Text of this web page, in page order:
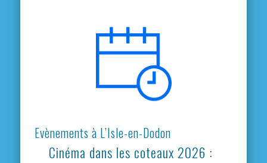
Evènements à L’Isle-en-Dodon
Cinéma dans les coteaux 2026 :